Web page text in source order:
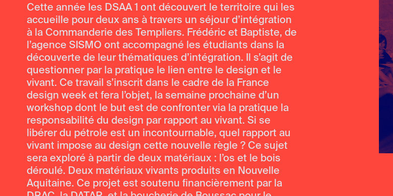
Cette année les DSAA 1 ont découvert le territoire qui les
accueille pour deux ans à travers un séjour d’intégration
à la Commanderie des Templiers. Frédéric et Baptiste, de
l’agence SISMO ont accompagné les étudiants dans la
découverte de leur thématiques d’intégration. Il s’agit de
questionner par la pratique le lien entre le design et le
vivant. Ce travail s’inscrit dans le cadre de la France
design week et fera l’objet, la semaine prochaine d’un
workshop dont le but est de confronter via la pratique la
responsabilité du design par rapport au vivant. Si se
libérer du pétrole est un incontournable, quel rapport au
vivant impose au design cette nouvelle règle ? Ce sujet
sera exploré à partir de deux matériaux : l’os et le bois
déroulé. Deux matériaux vivants produits en Nouvelle
Aquitaine. Ce projet est soutenu financièrement par la